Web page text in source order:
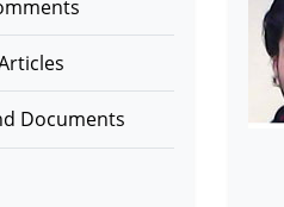
Documents